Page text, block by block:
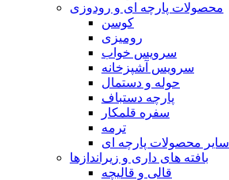
محصولات پارچه ای و رودوزی
کوسن
رومیزی
سرویس خواب
سرویس آشپزخانه
حوله و دستمال
پارچه دستباف
سفره قلمکار
ترمه
سایر محصولات پارچه ای
بافته های داری و زیراندازها
قالی و قالیچه